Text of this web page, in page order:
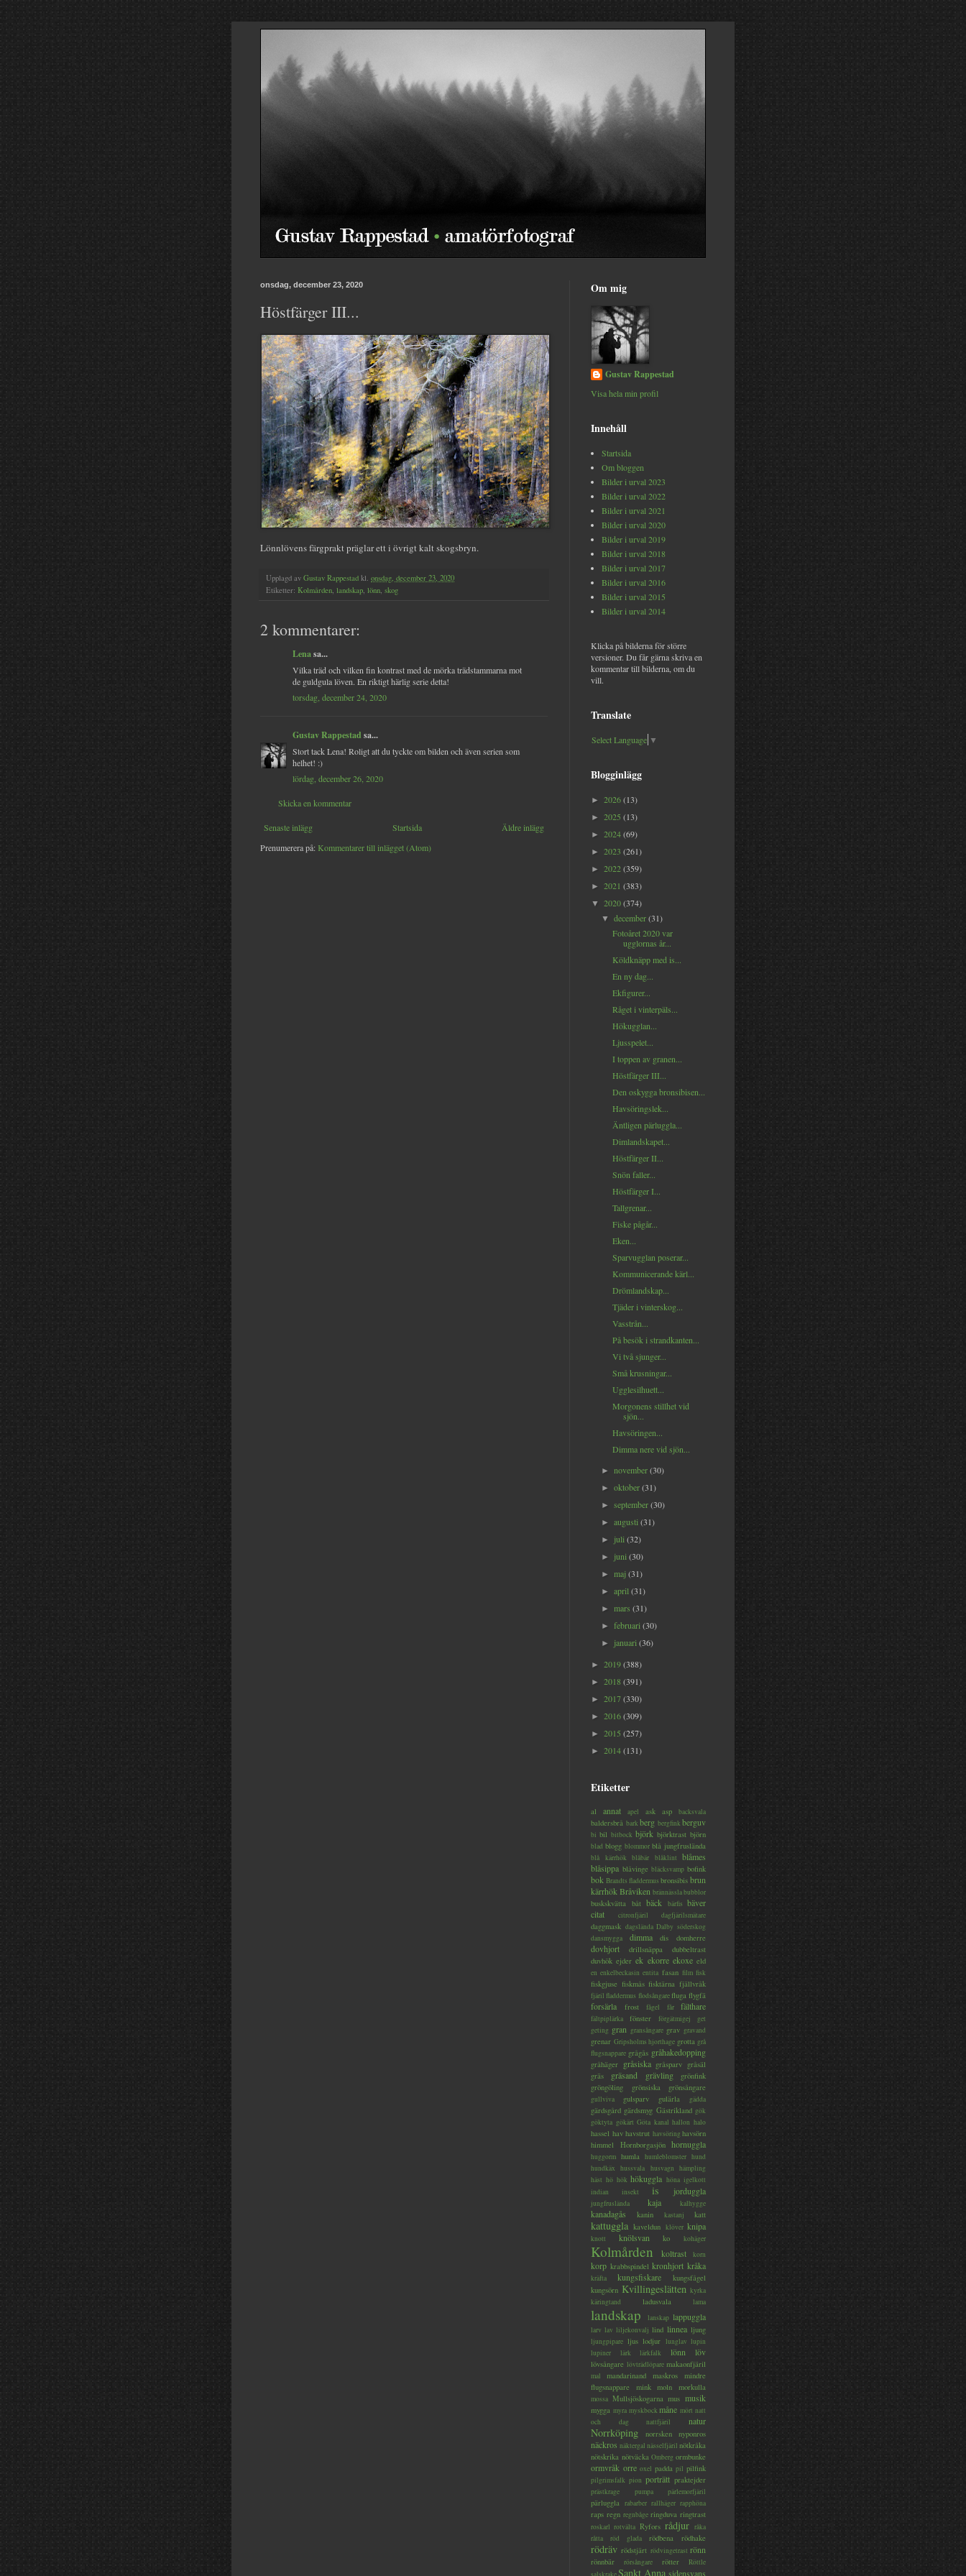
onsdag, december 23, 2020
Höstfärger III...
Lönnlövens färgprakt präglar ett i övrigt kalt skogsbryn.
Upplagd av Gustav Rappestad kl. onsdag, december 23, 2020
Etiketter: Kolmården, landskap, lönn, skog
2 kommentarer:
Lenasa...
Vilka träd och vilken fin kontrast med de mörka trädstammarna mot
de guldgula löven. En riktigt härlig serie detta!
torsdag, december 24, 2020
Gustav Rappestad sa...
Stort tack Lena! Roligt att du tyckte om bilden och även serien som
helhet! :)
lördag, december 26, 2020
Skicka en kommentar
Senaste inlägg Äldre inlägg
Startsida
Prenumerera på: Kommentarer till inlägget (Atom)
Om mig
Gustav Rappestad
Visa hela min profil
Innehåll
Startsida
Om bloggen
Bilder i urval 2023
Bilder i urval 2022
Bilder i urval 2021
Bilder i urval 2020
Bilder i urval 2019
Bilder i urval 2018
Bilder i urval 2017
Bilder i urval 2016
Bilder i urval 2015
Bilder i urval 2014
Klicka på bilderna för större
versioner. Du får gärna skriva en
kommentar till bilderna, om du
vill.
Translate
Select Language ▼
Blogginlägg
► 2026(13)
► 2025 (13)
► 2024(69)
► 2023 (261)
► 2022(359)
► 2021 (383)
▼ 2020(374)
▼december(31)
Fotoåret 2020 var
ugglornas år...
Köldknäpp med is...
En ny dag...
Ekfigurer...
Råget i vinterpäls...
Hökugglan...
Ljusspelet...
I toppen av granen...
Höstfärger III...
Den oskygga bronsibisen...
Havsöringslek...
Äntligen pärluggla...
Dimlandskapet...
Höstfärger II...
Snön faller...
Höstfärger I...
Tallgrenar...
Fiske pågår...
Eken...
Sparvugglan poserar...
Kommunicerande kärl...
Drömlandskap...
Tjäder i vinterskog...
Vasstrån...
På besök i strandkanten...
Vi två sjunger...
Små krusningar...
Ugglesilhuett...
Morgonens stillhet vid
sjön...
Havsöringen...
Dimma nere vid sjön...
►november(30)
►oktober(31)
►september(30)
►augusti(31)
► juli(32)
► juni(30)
►maj(31)
►april(31)
►mars(31)
►februari(30)
► januari(36)
► 2019(388)
► 2018 (391)
► 2017(330)
► 2016(309)
► 2015 (257)
► 2014(131)
Etiketter
al annat apel ask asp backsvala
baldersbrå barkberg bergfinkberguv
bi bil bitbock björk björktrast björn
blad blogg blommor blå jungfruslända
blå kärrhök blåbär blåklint
blåmes
blåsippa blåvinge bläcksvamp bofink
bok Brandts fladdermus bronsibis brun
kärrhökBråviken brännässlabubblor
buskskvätta båt bäck bärfis bäver
citat
citronfjäril dagfjärilsmätare
daggmask dagslända Dalby söderskog
dansmygga
dimma dis domherre
dovhjort drillsnäppa
dubbeltrast
duvhök ejder ek ekorre ekoxe eld
en enkelbeckasin entita fasan film fisk
fiskgjuse fiskmås fisktärna fjällvråk
fjäril fladdermus flodsångarefluga flygfä
forsärla frost fågel får fälthare
fältpiplärka fönster förgätmigej
get
geting gran gransångare grav gravand
grenar Gripsholms hjorthage grotta grå
flugsnappare grågås gråhakedopping
gråhäger gråsiska gråsparv gråsäl
gräs
gräsand grävling
grönfink
gröngöling
grönsiska grönsångare
gullviva gulsparv gulärla gädda
gärdsgård gärdsmyg Gästrikland gök
göktyta gökärt Göta kanal hallon halo
hassel hav havstrut havsöring havsörn
himmel
Hornborgasjön hornuggla
huggorm humla humleblomster hund
hundkäx
hussvala husvagn
hämpling
häst hö hök hökuggla höna igelkott
indian
insekt is jorduggla
jungfruslända kaja kalhygge
kanadagås kanin kastanj katt
kattuggla kaveldun klöver knipa
knott knölsvan ko kohäger
Kolmården koltrast korn
korp krabbspindel kronhjort kråka
kräfta kungsfiskare
kungsfågel
kungsörn Kvillingeslätten kyrka
käringtand
ladusvala lama
landskap lanskap lappuggla
larv lav liljekonvalj lind linnea ljung
ljungpipare ljus lodjur lunglav lupin
lupiner
lärk lärkfalk lönn löv
lövsångare lövträdlöpare makaonfjäril
mal mandarinand maskros
mindre
flugsnappare
mink moln morkulla
mossa Mullsjöskogarna mus musik
mygga myra myskbock måne mört natt
och dag
nattfjäril natur
Norrköping norrsken nyponros
näckros näktergal nässelfjäril nötkråka
nötskrika nötväcka Omberg ormbunke
ormvråk orre oxel padda pil pilfink
pilgrimsfalk pion porträtt praktejder
prästkrage pumpa pärlemorfjäril
pärluggla rabarber rallhäger rapphöna
raps regn regnbåge ringduva ringtrast
roskarl rotvälta Ryfors rådjur råka
råtta
röd glada rödbena rödhake
rödräv rödstjärt rödvingetrast rönn
rönnbär rörsångare rötter
Röttle
Sankt Anna sidensvans